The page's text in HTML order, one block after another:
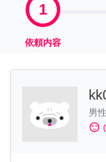
1
依頼内容
男性
sentiment_satisfied